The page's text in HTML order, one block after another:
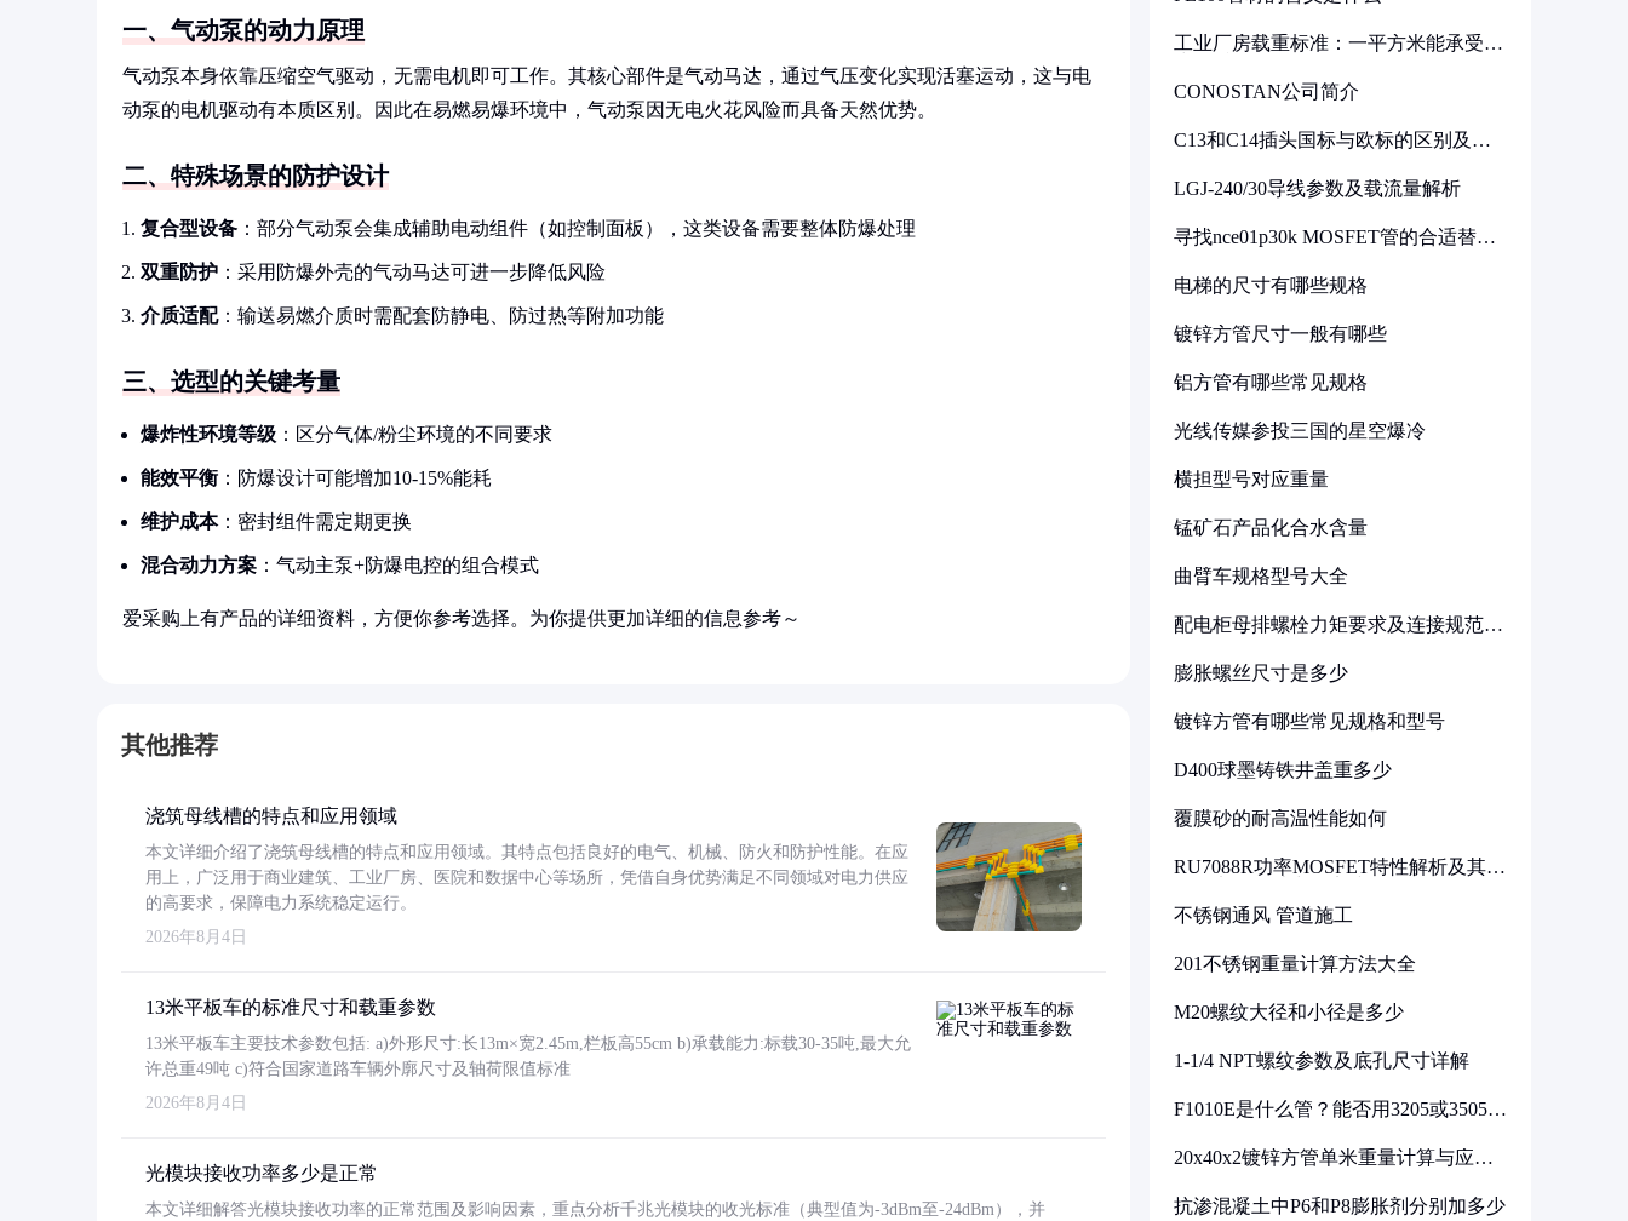
一、气动泵的动力原理
气动泵本身依靠压缩空气驱动，无需电机即可工作。其核心部件是气动马达，通过气压变化实现活塞运动，这与电
动泵的电机驱动有本质区别。因此在易燃易爆环境中，气动泵因无电火花风险而具备天然优势。
二、特殊场景的防护设计
复合型设备 ：部分气动泵会集成辅助电动组件（如控制面板），这类设备需要整体防爆处理
双重防护 ：采用防爆外壳的气动马达可进一步降低风险
介质适配：输送易燃介质时需配套防静电、防过热等附加功能
三、选型的关键考量
爆炸性环境等级 ：区分气体/粉尘环境的不同要求
能效平衡 ：防爆设计可能增加10-15%能耗
维护成本：密封组件需定期更换
混合动力方案 ：气动主泵+防爆电控的组合模式
爱采购上有产品的详细资料，方便你参考选择。为你提供更加详细的信息参考～
其他推荐
浇筑母线槽的特点和应用领域
本文详细介绍了浇筑母线槽的特点和应用领域。其特点包括良好的电气、机械、防火和防护性能。在应
用上，广泛用于商业建筑、工业厂房、医院和数据中心等场所，凭借自身优势满足不同领域对电力供应
的高要求，保障电力系统稳定运行。
2026年8月4日
13米平板车的标准尺寸和载重参数
13米平板车主要技术参数包括: a)外形尺寸:长13m×宽2.45m,栏板高55cm b)承载能力:标载30-35吨,最大允
许总重49吨 c)符合国家道路车辆外廓尺寸及轴荷限值标准
2026年8月4日
光模块接收功率多少是正常
本文详细解答光模块接收功率的正常范围及影响因素，重点分析千兆光模块的收光标准（典型值为-3dBm至-24dBm），并
工业厂房载重标准：一平方米能承受多
CONOSTAN公司简介
C13和C14插头国标与欧标的区别及其
LGJ-240/30导线参数及载流量解析
寻找nce01p30k MOSFET管的合适替代
电梯的尺寸有哪些规格
镀锌方管尺寸一般有哪些
铝方管有哪些常见规格
光线传媒参投三国的星空爆冷
横担型号对应重量
锰矿石产品化合水含量
曲臂车规格型号大全
配电柜母排螺栓力矩要求及连接规范详
膨胀螺丝尺寸是多少
镀锌方管有哪些常见规格和型号
D400球墨铸铁井盖重多少
覆膜砂的耐高温性能如何
RU7088R功率MOSFET特性解析及其在
不锈钢通风 管道施工
201不锈钢重量计算方法大全
M20螺纹大径和小径是多少
1-1/4 NPT螺纹参数及底孔尺寸详解
F1010E是什么管？能否用3205或3505代
20x40x2镀锌方管单米重量计算与应用
抗渗混凝土中P6和P8膨胀剂分别加多少